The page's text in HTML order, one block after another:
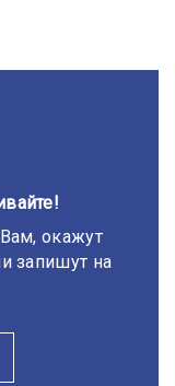
окажут
запишут на